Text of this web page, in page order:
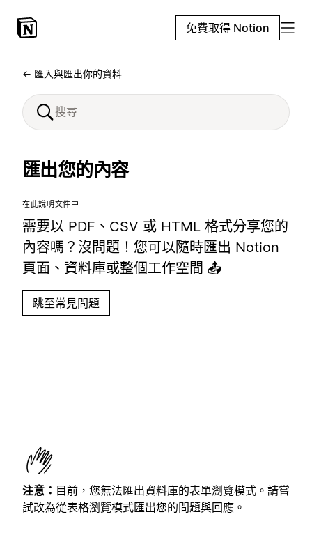
免費取得 Notion
← 匯入與匯出你的資料
匯出您的內容
在此說明文件中
需要以 PDF、CSV 或 HTML 格式分享您的
內容嗎？沒問題！您可以隨時匯出 Notion
頁面、資料庫或整個工作空間 📤
跳至常見問題
注意： 目前，您無法匯出資料庫的表單瀏覽模式。請嘗
試改為從表格瀏覽模式匯出您的問題與回應。